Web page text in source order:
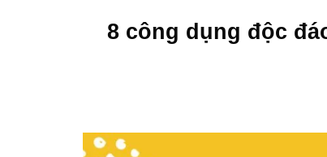
8 công dụng độc